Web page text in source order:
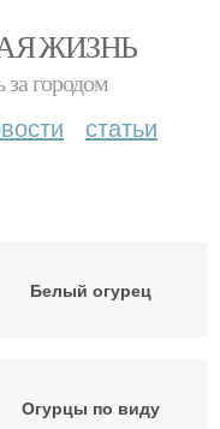
ЖИЗНЬ
городом
статьи
Белый огурец
Огурцы по виду